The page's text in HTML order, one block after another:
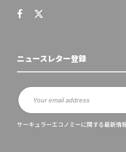
ニュースレター登録
サーキュラーエコノミーに関する最新情